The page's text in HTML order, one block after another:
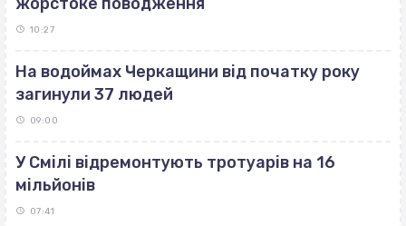
10:27
На водоймах Черкащини від початку року
загинули 37 людей
09:00
У Смілі відремонтують тротуарів на 16
мільйонів
07:41